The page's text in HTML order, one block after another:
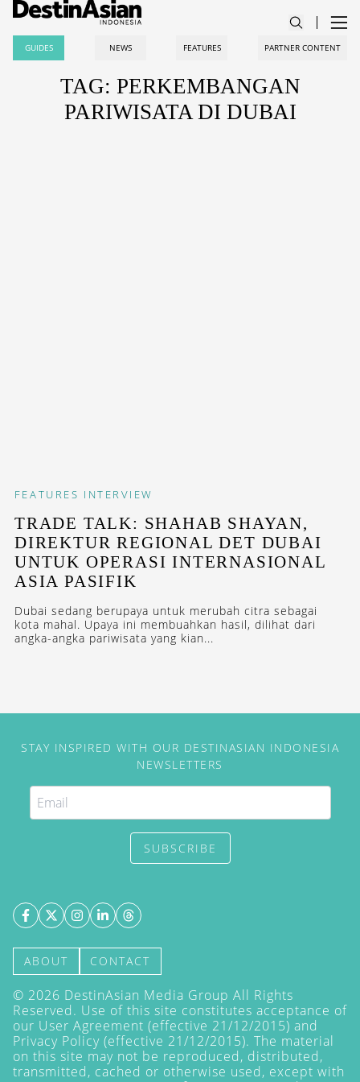
GUIDES NEWS FEATURES PARTNER CONTENT
TAG: PERKEMBANGAN
PARIWISATA DI DUBAI
FEATURES INTERVIEW
TRADE TALK: SHAHAB SHAYAN,
DIREKTUR REGIONAL DET DUBAI
UNTUK OPERASI INTERNASIONAL
ASIA PASIFIK
Dubai sedang berupaya untuk merubah citra sebagai
kota mahal. Upaya ini membuahkan hasil, dilihat dari
angka-angka pariwisata yang kian...
STAY INSPIRED WITH OUR DESTINASIAN INDONESIA
NEWSLETTERS
SUBSCRIBE
ABOUT CONTACT
© 2026 DestinAsian Media Group All Rights
Reserved. Use of this site constitutes acceptance of
our User Agreement (effective 21/12/2015) and
Privacy Policy (effective 21/12/2015). The material
on this site may not be reproduced, distributed,
transmitted, cached or otherwise used, except with